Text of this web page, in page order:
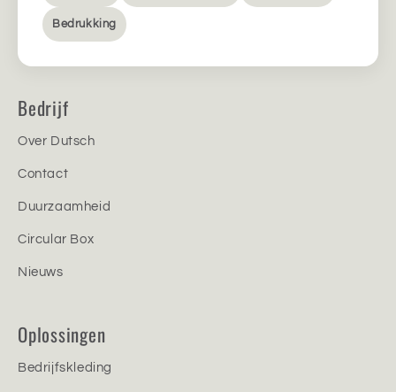
Bedrukking
Bedrijf
Over Dutsch
Contact
Duurzaamheid
Circular Box
Nieuws
Oplossingen
Bedrijfskleding